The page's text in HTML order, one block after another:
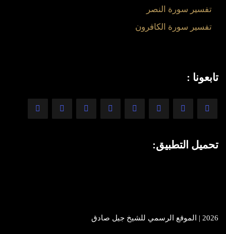
تفسير سورة النصر
تفسير سورة الكافرون
تابعونا :
تحميل التطبيق:
2026 | الموقع الرسمي للشيخ جيل صادق